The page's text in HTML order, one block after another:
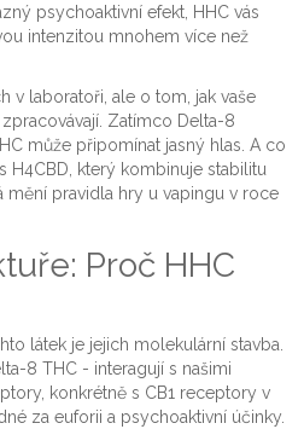
psychoaktivní efekt, HHC vás
intenzitou mnohem více než
v laboratoři, ale o tom, jak vaše
Zatímco Delta-8
může připomínat jasný hlas. A co
H4CBD , který kombinuje stabilitu
mění pravidla hry u vapingu v roce
Proč HHC
látek je jejich molekulární stavba.
8 THC - interagují s našimi
konkrétně s CB1 receptory v
za euforii a psychoaktivní účinky.